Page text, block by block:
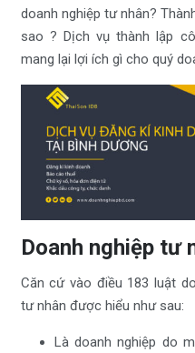
doanh nghiệp tư nhân?
sao ? Dịch vụ thành lập
mang lại lợi ích gì cho quý
Doanh nghiệp tư
Căn cứ vào điều 183 luật
tư nhân được hiểu như sau:
Là doanh nghiệp do